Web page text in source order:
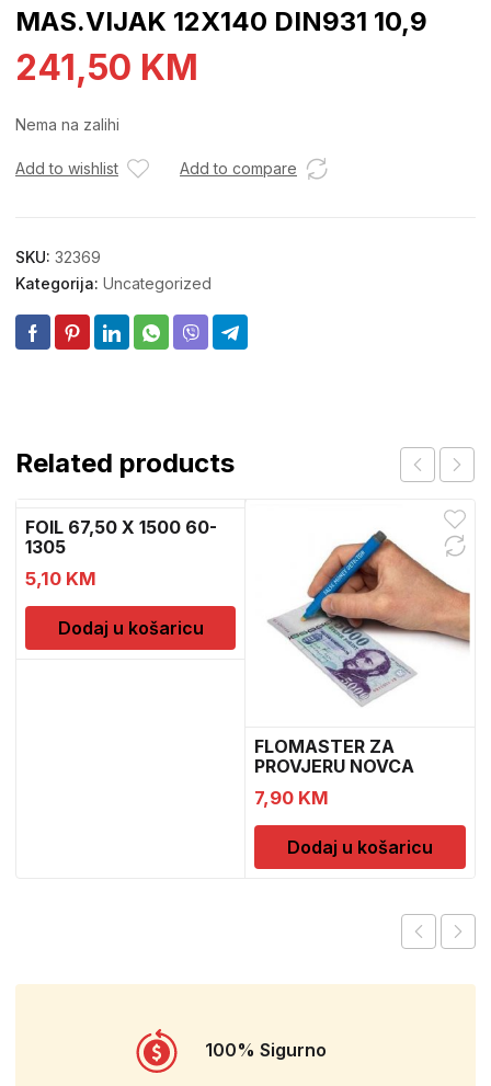
MAS.VIJAK 12X140 DIN931 10,9
241,50 KM
Nema na zalihi
Add to wishlist Add to compare
SKU: 32369
Kategorija: Uncategorized
Related products
FOIL 67,50 X 1500 60-
1305
5,10 KM
Dodaj u košaricu
FLOMASTER ZA
PROVJERU NOVCA
SAFESCAN 30
7,90 KM
Dodaj u košaricu
100% Sigurno